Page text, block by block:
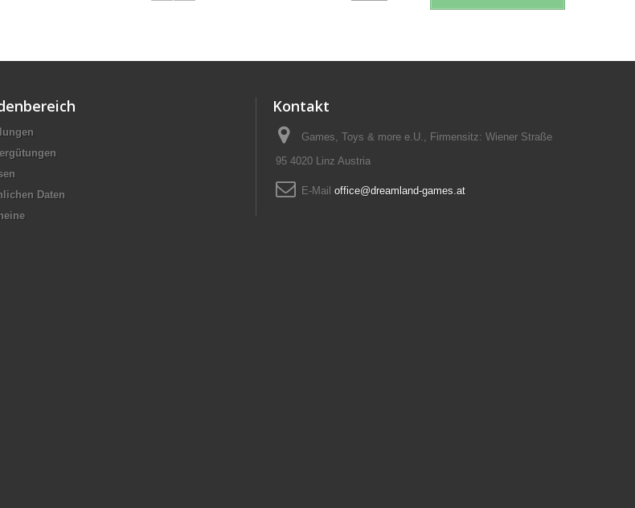
Daten
Kontakt
Games, Toys & more e.U., Firmensitz: Wiener Straße
95 4020 Linz Austria
E-Mail office@dreamland-games.at